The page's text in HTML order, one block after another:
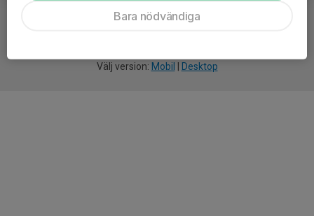
Välj version: Mobil Desktop
Bara nödvändiga